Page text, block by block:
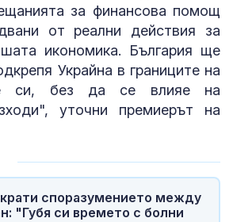
за финансова помощ
от реални действия за
икономика. България ще
Украйна в границите на
си, без да се влияе на
уточни премиерът на
споразумението между
"Губя си времето с болни